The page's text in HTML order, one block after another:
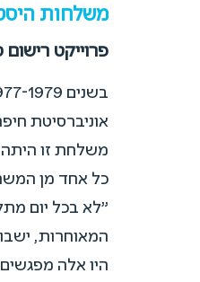
משלחות
פרוייקט
אוניברסיטת
משלחת זו
כל אחד מן
"לא בכל יום
המאוחרות,
היו אלה